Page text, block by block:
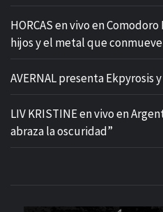
HORCAS en vivo en
hijos y el metal que
AVERNAL presenta Ekpyrosis
LIV KRISTINE en vivo en
abraza la oscuridad”